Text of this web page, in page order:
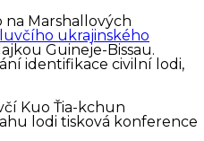
Marshallových
ukrajinského
Guineje-Bissau.
identifikace civilní lodi,
Kuo Ťia-kchun
lodi tisková konference